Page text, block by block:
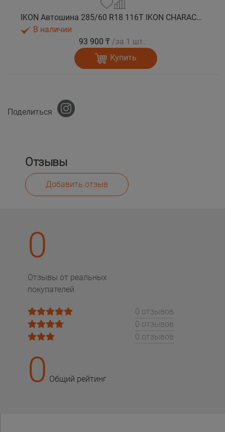
IKON Автошина 285/60 R18 116T IKON CHARACTER ICE 8 SUV шип.
В наличии
93 900 ₸ /за 1 шт.
Купить
Поделиться
Отзывы
Добавить отзыв
0
Отзывы от реальных
покупателей
0 отзывов
0 отзывов
0 отзывов
0 Общий рейтинг